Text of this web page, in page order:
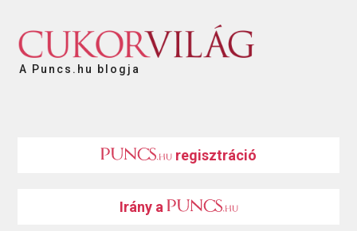
A Puncs.hu blogja
regisztráció
Irány a